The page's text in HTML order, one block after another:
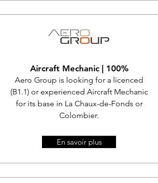
Aircraft Mechanic | 100%
Aero Group is looking for a licenced
(B1.1) or experienced Aircraft Mechanic
for its base in La Chaux-de-Fonds or
Colombier.
En savoir plus